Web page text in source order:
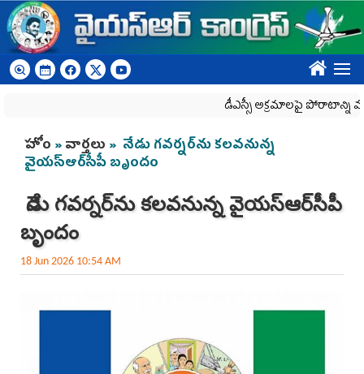
Skip to main content
????
డీఎస్సీ అక్రమాలపై పోరాటాన్ని
You are here
హోం »వార్తలు » నేడు గవర్నర్‌ను కలవనున్న
వైయ‌స్ఆర్‌సీపీ బృందం
నేడు గవర్నర్‌ను కలవనున్న వైయ‌స్ఆర్‌సీపీ
బృందం
18 Jun 2026 10:54 AM